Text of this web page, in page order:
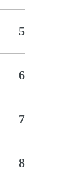
5
6
7
8